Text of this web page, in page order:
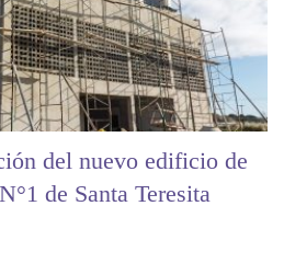
del nuevo edificio de
de Santa Teresita